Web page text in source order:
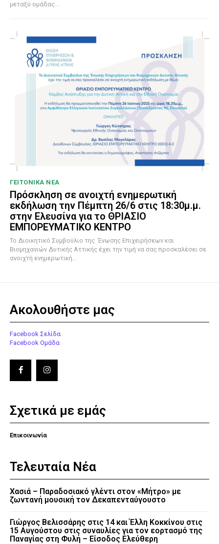
μεταξύ ομάδας...
ΓΕΙΤΟΝΙΚΑ ΝΕΑ
Πρόσκληση σε ανοιχτή ενημερωτική
εκδήλωση την Πέμπτη 26/6 στις 18:30μ.μ.
στην Ελευσίνα για το ΘΡΙΑΣΙΟ
ΕΜΠΟΡΕΥΜΑΤΙΚΟ ΚΕΝΤΡΟ
To Διοικητικό Συμβούλιο της Ένωσης Επιχειρήσεων και
Βιομηχανιών Δυτικής Αττικής έχει την τιμή να σας προσκαλέσει σε
ανοιχτή ενημερωτική...
Ακολουθήστε μας
Facebook Σελίδα
Facebook Ομάδα
Σχετικά με εμάς
Επικοινωνία
Τελευταία Νέα
Χασιά – Παραδοσιακό γλέντι στον «Μήτρο» με
ζωντανή μουσική τον Δεκαπενταύγουστο
Γιώργος Βελισσάρης στις 14 και Έλλη Κοκκίνου στις
15 Αυγούστου στις συναυλίες για τον εορτασμό της
Παναγίας στη Φυλή – Είσοδος Ελεύθερη